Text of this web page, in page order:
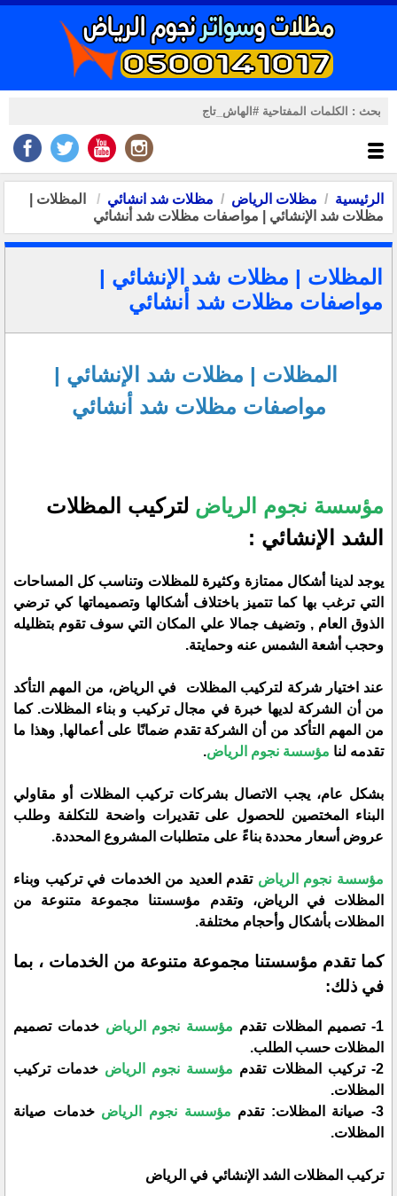
الرئيسية مظلات الرياض مظلات شد انشائي
المظلات |
مظلات شد الإنشائي | مواصفات مظلات شد أنشائي
المظلات | مظلات شد الإنشائي |
مواصفات مظلات شد أنشائي
المظلات | مظلات شد الإنشائي |
مواصفات مظلات شد أنشائي
مؤسسة نجوم الرياض لتركيب المظلات
الشد الإنشائي :
يوجد لدينا أشكال ممتازة وكثيرة للمظلات وتناسب كل المساحات
التي ترغب بها كما تتميز باختلاف أشكالها وتصميماتها كي ترضي
الذوق العام , وتضيف جمالا علي المكان التي سوف تقوم بتظليله
وحجب أشعة الشمس عنه وحمايتة.
عند اختيار شركة لتركيب المظلات في الرياض، من المهم التأكد
من أن الشركة لديها خبرة في مجال تركيب و بناء المظلات. كما
من المهم التأكد من أن الشركة تقدم ضمانًا على أعمالها, وهذا ما
تقدمه لنا مؤسسة نجوم الرياض.
بشكل عام، يجب الاتصال بشركات تركيب المظلات أو مقاولي
البناء المختصين للحصول على تقديرات واضحة للتكلفة وطلب
عروض أسعار محددة بناءً على متطلبات المشروع المحددة.
مؤسسة نجوم الرياض تقدم العديد من الخدمات في تركيب وبناء
المظلات في الرياض، وتقدم مؤسستنا مجموعة متنوعة من
المظلات بأشكال وأحجام مختلفة.
كما تقدم مؤسستنا مجموعة متنوعة من الخدمات ، بما
في ذلك:
1- تصميم المظلات تقدم مؤسسة نجوم الرياض خدمات تصميم
المظلات حسب الطلب.
2- تركيب المظلات تقدم
مؤسسة نجوم الرياض خدمات تركيب
المظلات.
3- صيانة المظلات: تقدم
مؤسسة نجوم الرياض خدمات صيانة
المظلات.
تركيب المظلات الشد الإنشائي في الرياض